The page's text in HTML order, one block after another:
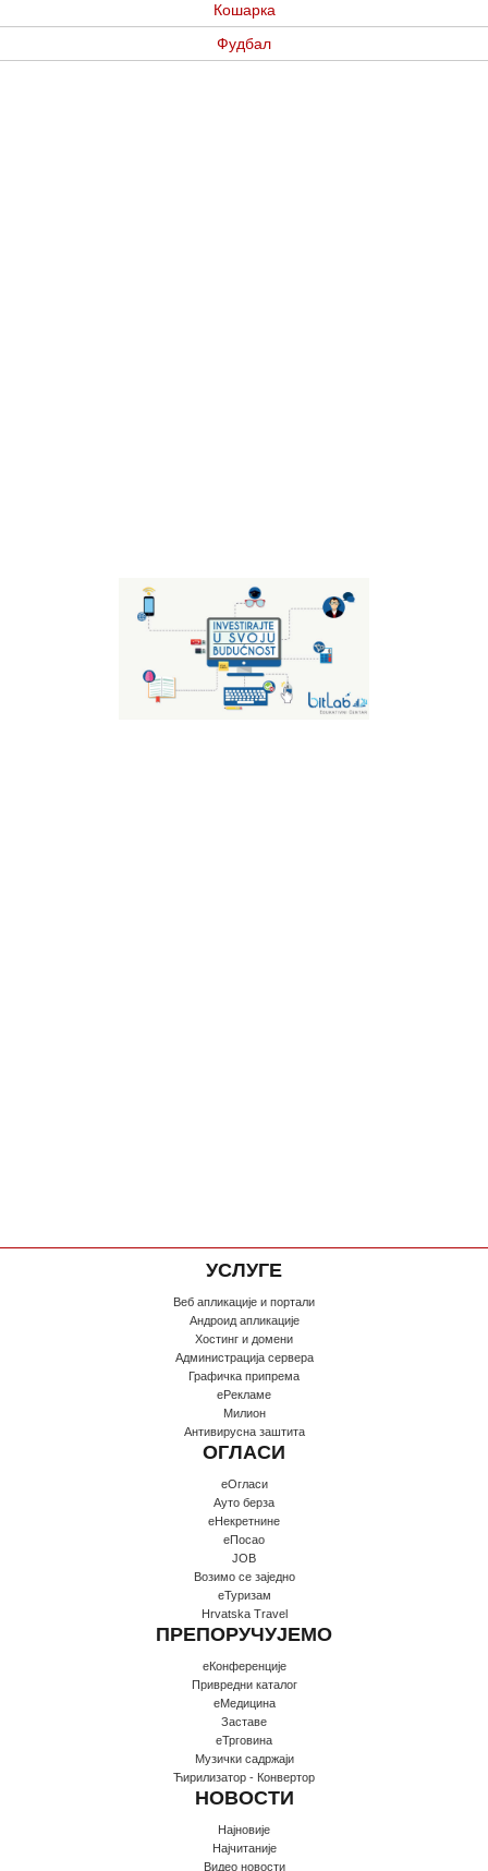
Кошарка
Фудбал
УСЛУГЕ
Веб апликације и портали
Андроид апликације
Хостинг и домени
Администрација сервера
Графичка припрема
еРекламе
Милион
Антивирусна заштита
ОГЛАСИ
еОгласи
Ауто берза
еНекретнине
еПосао
JOB
Возимо се заједно
еТуризам
Hrvatska Travel
ПРЕПОРУЧУЈЕМО
еКонференције
Привредни каталог
еМедицина
Заставе
еТрговина
Музички садржаји
Ћирилизатор - Конвертор
НОВОСТИ
Најновије
Најчитаније
Видео новости